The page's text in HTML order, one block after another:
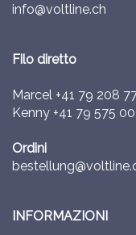
info@voltline.ch
Filo diretto
Marcel +41 79 208
Kenny +41 79 575
Ordini
INFORMAZIONI